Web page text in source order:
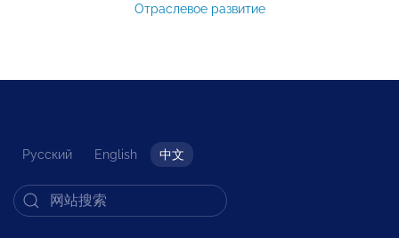
Отраслевое развитие
Русский English 中文